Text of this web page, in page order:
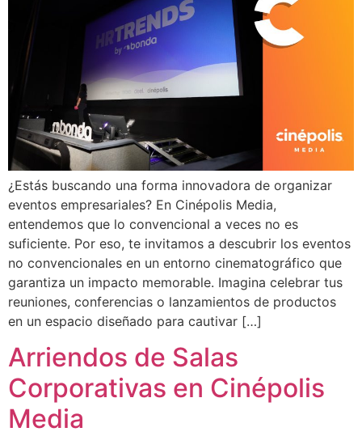
¿Estás buscando una forma innovadora de organizar
eventos empresariales? En Cinépolis Media,
entendemos que lo convencional a veces no es
suficiente. Por eso, te invitamos a descubrir los eventos
no convencionales en un entorno cinematográfico que
garantiza un impacto memorable. Imagina celebrar tus
reuniones, conferencias o lanzamientos de productos
en un espacio diseñado para cautivar […]
Arriendos de Salas
Corporativas en Cinépolis
Media